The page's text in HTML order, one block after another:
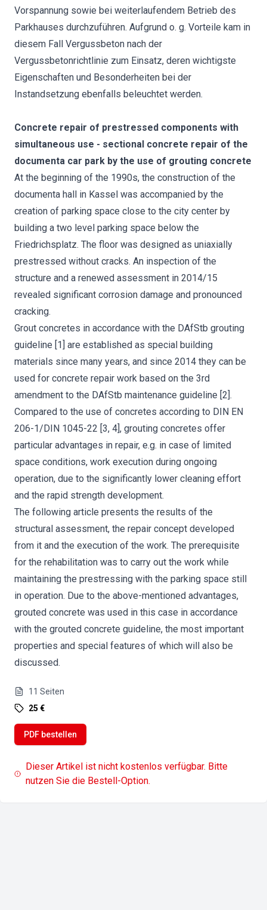
Vorspannung sowie bei weiterlaufendem Betrieb des
Parkhauses durchzuführen. Aufgrund o. g. Vorteile kam in
diesem Fall Vergussbeton nach der
Vergussbetonrichtlinie zum Einsatz, deren wichtigste
Eigenschaften und Besonderheiten bei der
Instandsetzung ebenfalls beleuchtet werden.
Concrete repair of prestressed components with
simultaneous use - sectional concrete repair of the
documenta car park by the use of grouting concrete
At the beginning of the 1990s, the construction of the
documenta hall in Kassel was accompanied by the
creation of parking space close to the city center by
building a two level parking space below the
Friedrichsplatz. The floor was designed as uniaxially
prestressed without cracks. An inspection of the
structure and a renewed assessment in 2014/15
revealed significant corrosion damage and pronounced
cracking.
Grout concretes in accordance with the DAfStb grouting
guideline [1] are established as special building
materials since many years, and since 2014 they can be
used for concrete repair work based on the 3rd
amendment to the DAfStb maintenance guideline [2].
Compared to the use of concretes according to DIN EN
206-1/DIN 1045-22 [3, 4], grouting concretes offer
particular advantages in repair, e.g. in case of limited
space conditions, work execution during ongoing
operation, due to the significantly lower cleaning effort
and the rapid strength development.
The following article presents the results of the
structural assessment, the repair concept developed
from it and the execution of the work. The prerequisite
for the rehabilitation was to carry out the work while
maintaining the prestressing with the parking space still
in operation. Due to the above-mentioned advantages,
grouted concrete was used in this case in accordance
with the grouted concrete guideline, the most important
properties and special features of which will also be
discussed.
11 Seiten
25 €
PDF bestellen
Dieser Artikel ist nicht kostenlos verfügbar. Bitte
nutzen Sie die Bestell-Option.